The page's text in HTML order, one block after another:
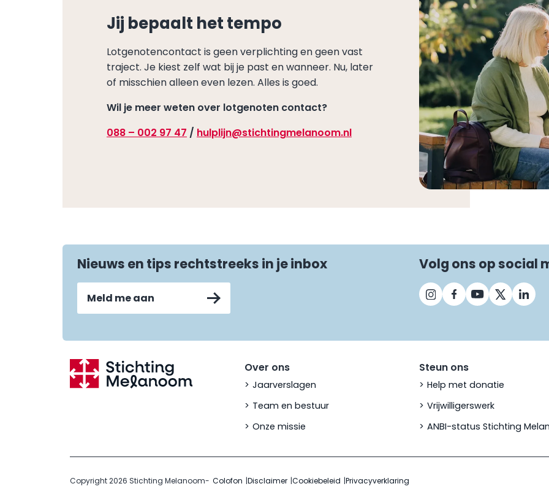
Jij bepaalt het tempo
Lotgenotencontact is geen verplichting en geen vast
traject. Je kiest zelf wat bij je past en wanneer. Nu, later
of misschien alleen even lezen. Alles is goed.
Wil je meer weten over lotgenoten contact?
088 – 002 97 47 / hulplijn@stichtingmelanoom.nl
Nieuws en tips rechtstreeks in je inbox
Meld me aan
Volg ons op social
Over ons
Jaarverslagen
Team en bestuur
Onze missie
Steun ons
Help met donatie
Vrijwilligerswerk
ANBI-status Stichting
Copyright 2026 Stichting Melanoom- Colofon Disclaimer Cookiebeleid Privacyverklaring